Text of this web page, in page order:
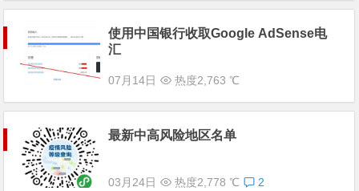
使用中国银行收取Google AdSense电
汇
07月14日 热度2,763 ℃
最新中高风险地区名单
03月24日 热度2,778 ℃ 2